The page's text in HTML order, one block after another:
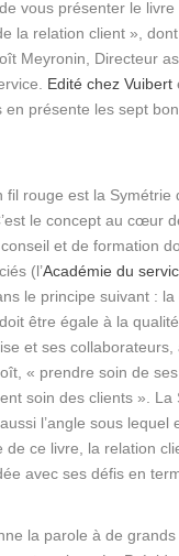
vous présenter le livre
la relation client »,
Meyronin, Directeur
Edité chez Vuibert
en présente les sept
fil rouge est la Symétrie
le concept au cœur
et de formation
(l’Académie du
le principe suivant : la
être égale à la
et ses collaborateurs,
« prendre soin de
soin des clients » .
l’angle sous lequel
de ce livre, la relation
avec ses défis en
la parole à de